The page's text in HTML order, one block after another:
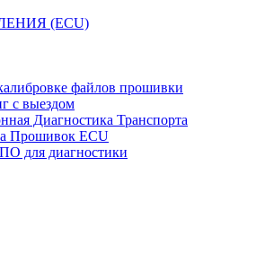
(ECU)
файлов прошивки
с выездом
Диагностика Транспорта
Прошивок ECU
для диагностики